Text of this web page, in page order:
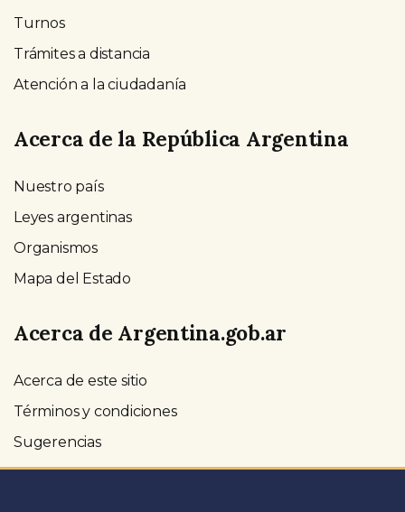
Turnos
Trámites a distancia
Atención a la ciudadanía
Acerca de la República Argentina
Nuestro país
Leyes argentinas
Organismos
Mapa del Estado
Acerca de Argentina.gob.ar
Acerca de este sitio
Términos y condiciones
Sugerencias